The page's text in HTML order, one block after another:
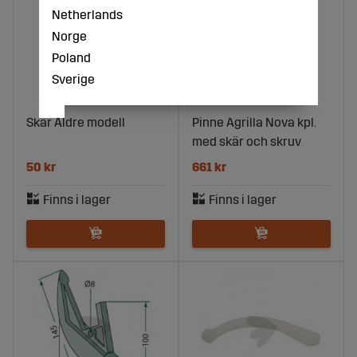
Skär Äldre modell
50 kr
Pinne Agrilla Nova kpl.
med skär och skruv
661 kr
Netherlands
Norge
Poland
Sverige